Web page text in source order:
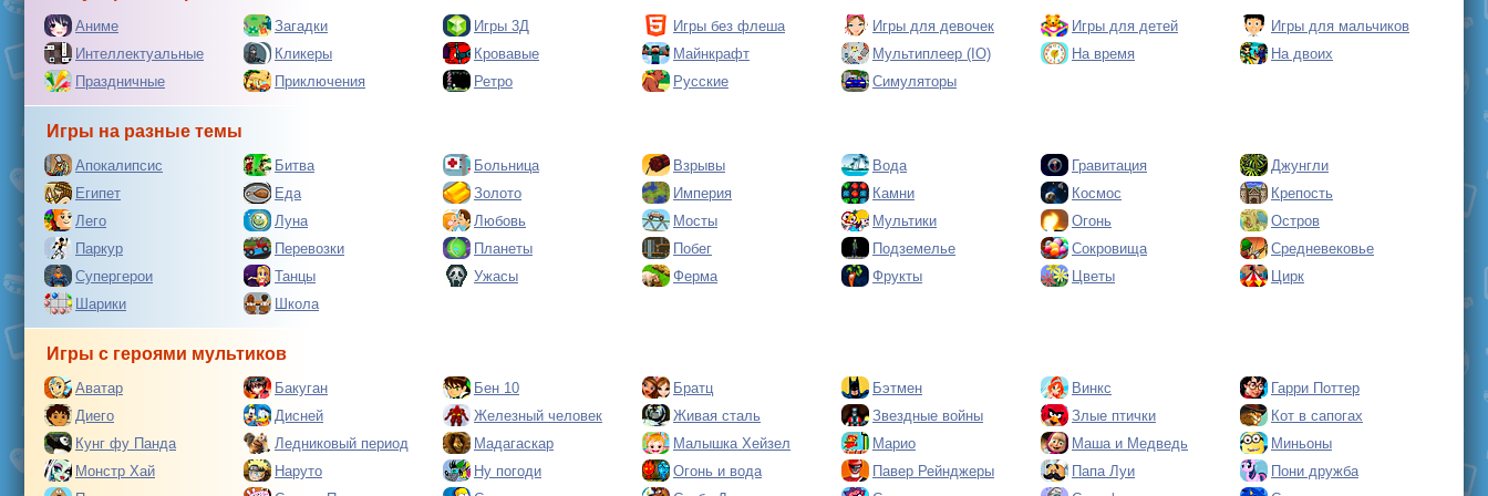
Аниме Загадки Игры 3Д Игры без флеша Игры для девочек Игры для детей
Игры для мальчиков
Интеллектуальные
Кликеры Кровавые Майнкрафт Мультиплеер (IO) На время
На двоих
Праздничные
Приключения Ретро Русские Симуляторы
Игры на разные темы
Апокалипсис Битва Больница Взрывы Вода Гравитация
Джунгли
Египет
Еда Золото Империя Камни Космос
Крепость
Лего
Луна Любовь Мосты Мультики Огонь
Остров
Паркур
Перевозки Планеты Побег Подземелье Сокровища
Средневековье
Супергерои
Танцы Ужасы Ферма Фрукты Цветы
Цирк
Шарики
Школа
Игры с героями мультиков
Аватар Бакуган Бен 10 Братц Бэтмен Винкс
Гарри Поттер
Диего
Дисней Железный человек Живая сталь Звездные войны Злые птички
Кот в сапогах
Кунг фу Панда
Ледниковый период Мадагаскар Малышка Хейзел Марио Маша и Медведь
Миньоны
Монстр Хай
Наруто Ну погоди Огонь и вода Павер Рейнджеры Папа Луи
Пони дружба